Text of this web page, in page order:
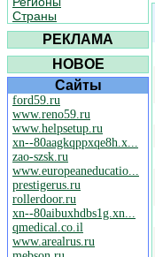
Страны
РЕКЛАМА
НОВОЕ
Сайты
ford59.ru
www.reno59.ru
www.helpsetup.ru
xn--80aagkqppxqe8h.x...
zao-szsk.ru
www.europeaneducatio...
prestigerus.ru
rollerdoor.ru
xn--80aibuxhdbs1g.xn...
qmedical.co.il
www.arealrus.ru